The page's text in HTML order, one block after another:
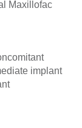
Maxillofac
implant